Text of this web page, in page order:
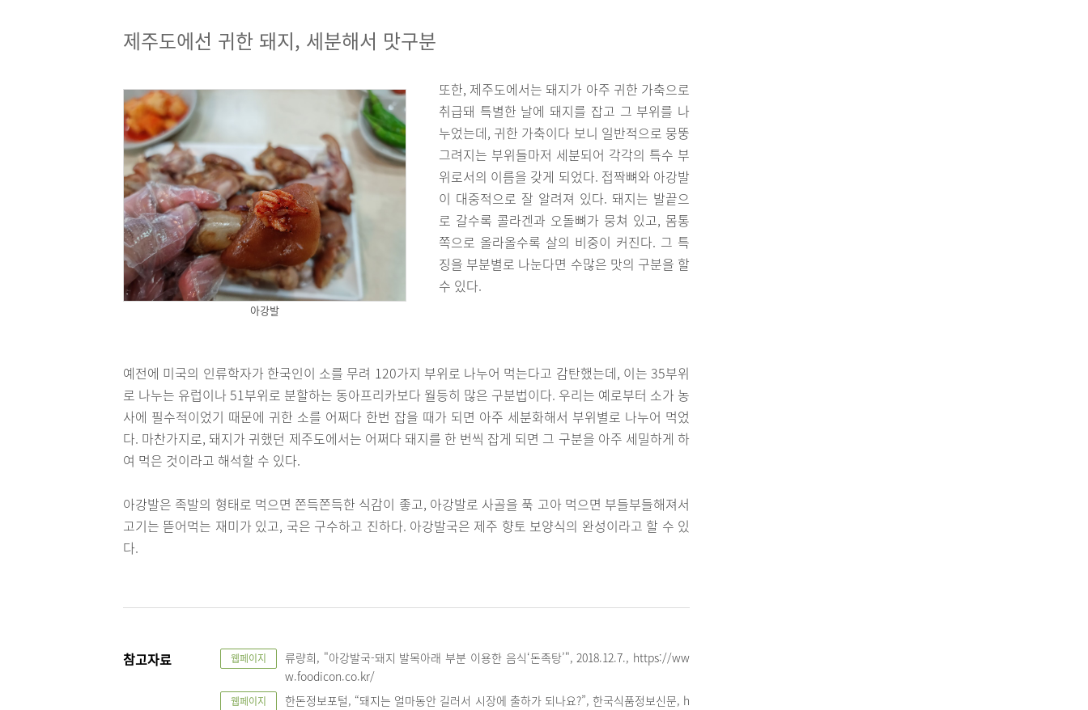
제주도에선 귀한 돼지, 세분해서 맛구분
아강발
또한, 제주도에서는 돼지가 아주 귀한 가축으로
취급돼 특별한 날에 돼지를 잡고 그 부위를 나
누었는데, 귀한 가축이다 보니 일반적으로 뭉뚱
그려지는 부위들마저 세분되어 각각의 특수 부
위로서의 이름을 갖게 되었다. 접짝뼈와 아강발
이 대중적으로 잘 알려져 있다. 돼지는 발끝으
로 갈수록 콜라겐과 오돌뼈가 뭉쳐 있고, 몸통
쪽으로 올라올수록 살의 비중이 커진다. 그 특
징을 부분별로 나눈다면 수많은 맛의 구분을 할
수 있다.
예전에 미국의 인류학자가 한국인이 소를 무려 120가지 부위로 나누어 먹는다고 감탄했는데, 이는 35부위
로 나누는 유럽이나 51부위로 분할하는 동아프리카보다 월등히 많은 구분법이다. 우리는 예로부터 소가 농
사에 필수적이었기 때문에 귀한 소를 어쩌다 한번 잡을 때가 되면 아주 세분화해서 부위별로 나누어 먹었
다. 마찬가지로, 돼지가 귀했던 제주도에서는 어쩌다 돼지를 한 번씩 잡게 되면 그 구분을 아주 세밀하게 하
여 먹은 것이라고 해석할 수 있다.
아강발은 족발의 형태로 먹으면 쫀득쫀득한 식감이 좋고, 아강발로 사골을 푹 고아 먹으면 부들부들해져서
고기는 뜯어먹는 재미가 있고, 국은 구수하고 진하다. 아강발국은 제주 향토 보양식의 완성이라고 할 수 있
다.
참고자료 웹페이지
류량희, "아강발국-돼지 발목아래 부분 이용한 음식‘돈족탕’", 2018.12.7., https://ww
w.foodicon.co.kr/
웹페이지
한돈정보포털, “돼지는 얼마동안 길러서 시장에 출하가 되나요?”, 한국식품정보신문, h